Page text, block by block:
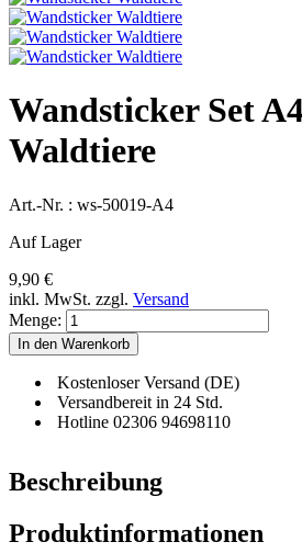
Wandsticker Set
Waldtiere
Art.-Nr. : ws-50019-A4
Auf Lager
9,90 €
inkl. MwSt. zzgl. Versand
Menge:
In den Warenkorb
Kostenloser Versand (DE)
Versandbereit in 24 Std.
Hotline 02306 94698110
Beschreibung
Produktinformationen